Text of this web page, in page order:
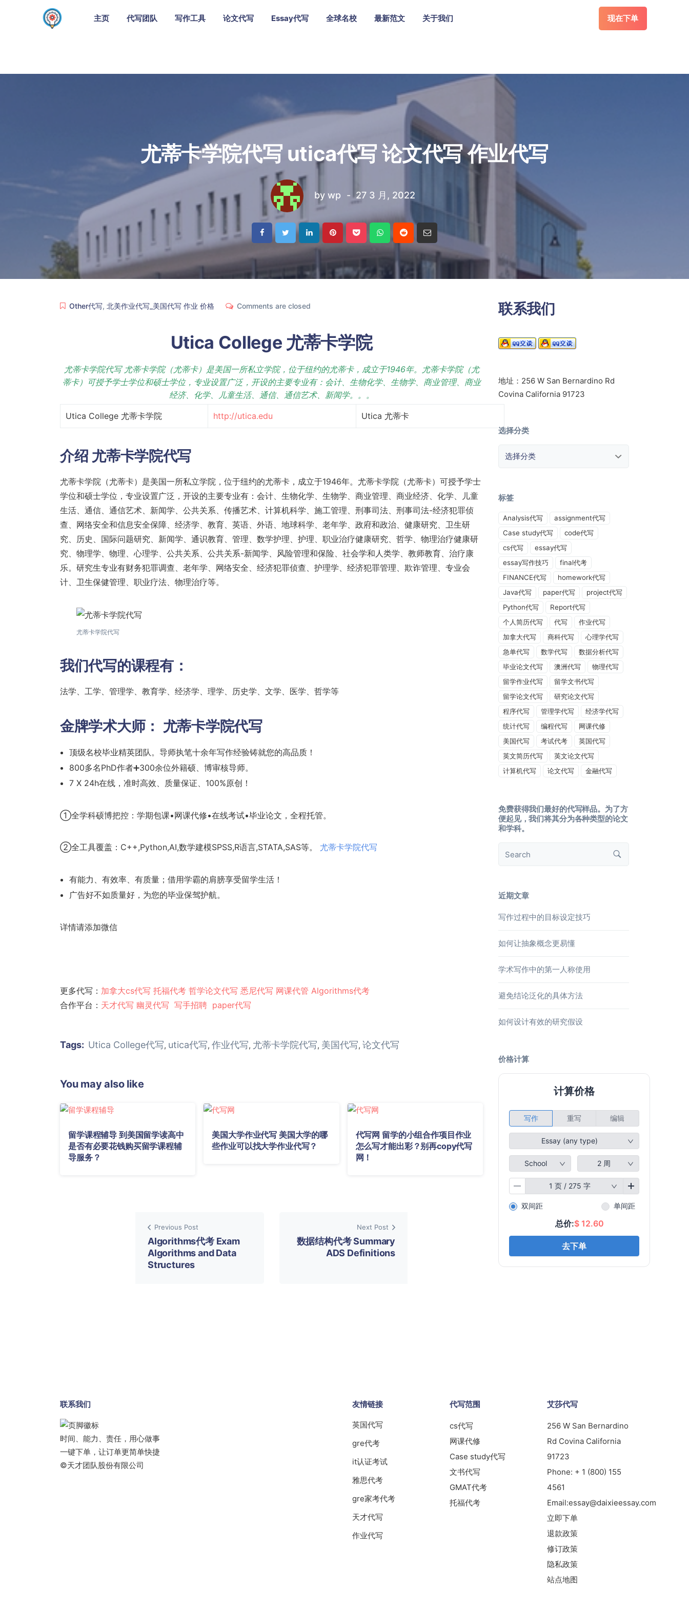
主页 代写团队 写作工具 论文代写 Essay代写 全球名校 最新范文 关于我们 现在下单
尤蒂卡学院代写 utica代写 论文代写 作业代写
by wp 27 3 月, 2022
Other代写, 北美作业代写_美国代写 作业 价格 Comments are closed
Utica College 尤蒂卡学院
尤蒂卡学院代写 尤蒂卡学院（尤蒂卡）是美国一所私立学院，位于纽约的尤蒂卡，成立于1946年。尤蒂卡学院（尤
蒂卡）可授予学士学位和硕士学位，专业设置广泛，开设的主要专业有：会计、生物化学、生物学、商业管理、商业
经济、化学、儿童生活、通信、通信艺术、新闻学。。。
Utica College 尤蒂卡学院 http://utica.edu Utica 尤蒂卡
介绍 尤蒂卡学院代写
尤蒂卡学院（尤蒂卡）是美国一所私立学院，位于纽约的尤蒂卡，成立于1946年。尤蒂卡学院（尤蒂卡）可授予学士
学位和硕士学位，专业设置广泛，开设的主要专业有：会计、生物化学、生物学、商业管理、商业经济、化学、儿童
生活、通信、通信艺术、新闻学、公共关系、传播艺术、计算机科学、施工管理、刑事司法、刑事司法-经济犯罪侦
查、网络安全和信息安全保障、经济学、教育、英语、外语、地球科学、老年学、政府和政治、健康研究、卫生研
究、历史、国际问题研究、新闻学、通识教育、管理、数学护理、护理、职业治疗健康研究、哲学、物理治疗健康研
究、物理学、物理、心理学、公共关系、公共关系-新闻学、风险管理和保险、社会学和人类学、教师教育、治疗康
乐。研究生专业有财务犯罪调查、老年学、网络安全、经济犯罪侦查、护理学、经济犯罪管理、欺诈管理、专业会
计、卫生保健管理、职业疗法、物理治疗等。
尤蒂卡学院代写
我们代写的课程有：
法学、工学、管理学、教育学、经济学、理学、历史学、文学、医学、哲学等
金牌学术大师： 尤蒂卡学院代写
顶级名校毕业精英团队。导师执笔十余年写作经验铸就您的高品质！
800多名PhD作者➕300余位外籍硕、博审核导师。
7 X 24h在线，准时高效、质量保证、100%原创！
①全学科硕博把控：学期包课•网课代修•在线考试•毕业论文，全程托管。
②全工具覆盖：C++,Python,AI,数学建模SPSS,R语言,STATA,SAS等。 尤蒂卡学院代写
有能力、有效率、有质量；借用学霸的肩膀享受留学生活！
广告好不如质量好，为您的毕业保驾护航。
详情请添加微信
更多代写： 加拿大cs代写 托福代考 哲学论文代写 悉尼代写 网课代管 Algorithms代考
合作平台： 天才代写 幽灵代写 写手招聘 paper代写
Tags: Utica College代写, utica代写, 作业代写, 尤蒂卡学院代写, 美国代写, 论文代写
You may also like
留学课程辅导 到美国留学读高中
是否有必要花钱购买留学课程辅
导服务？
美国大学作业代写 美国大学的哪
些作业可以找大学作业代写？
代写网 留学的小组合作项目作业
怎么写才能出彩？别再copy代写
网！
Previous Post
Algorithms代考 Exam
Algorithms and Data
Structures
Next Post
数据结构代考 Summary
ADS Definitions
联系我们
地址：256 W San Bernardino Rd
Covina California 91723
选择分类
标签
Analysis代写
assignment代写
Case study代写
code代写
cs代写
essay代写
essay写作技巧
final代考
FINANCE代写
homework代写
Java代写
paper代写
project代写
Python代写
Report代写
个人简历代写
代写
作业代写
加拿大代写
商科代写
心理学代写
急单代写
数学代写
数据分析代写
毕业论文代写
澳洲代写
物理代写
留学作业代写
留学文书代写
留学论文代写
研究论文代写
程序代写
管理学代写
经济学代写
统计代写
编程代写
网课代修
美国代写
考试代考
英国代写
英文简历代写
英文论文代写
计算机代写
论文代写 金融代写
免费获得我们最好的代写样品。为了方
便起见，我们将其分为各种类型的论文
和学科。
近期文章
写作过程中的目标设定技巧
如何让抽象概念更易懂
学术写作中的第一人称使用
避免结论泛化的具体方法
如何设计有效的研究假设
价格计算
联系我们
时间、能力、责任，用心做事
一键下单，让订单更简单快捷
©天才团队股份有限公司
友情链接
英国代写
gre代考
it认证考试
雅思代考
gre家考代考
天才代写
作业代写
代写范围
cs代写
网课代修
Case study代写
文书代写
GMAT代考
托福代考
艾莎代写
256 W San Bernardino
Rd Covina California
91723
Phone: + 1 (800) 155
4561
Email:essay@daixieessay.com
立即下单
退款政策
修订政策
隐私政策
站点地图